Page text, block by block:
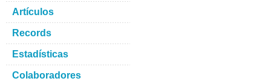
Artículos
Records
Estadísticas
Colaboradores